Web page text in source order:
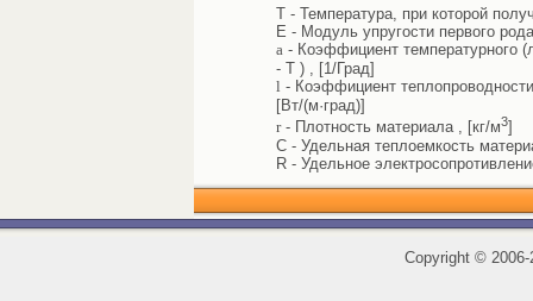
T - Температура, при которой
E - Модуль упругости первого
a- Коэффициент температурного
- T ) , [1/Град]
l - Коэффициент
[Вт/(м·град)]
r- Плотность материала , [кг/м3]
C - Удельная теплоемкость
R - Удельное
Copyright ©